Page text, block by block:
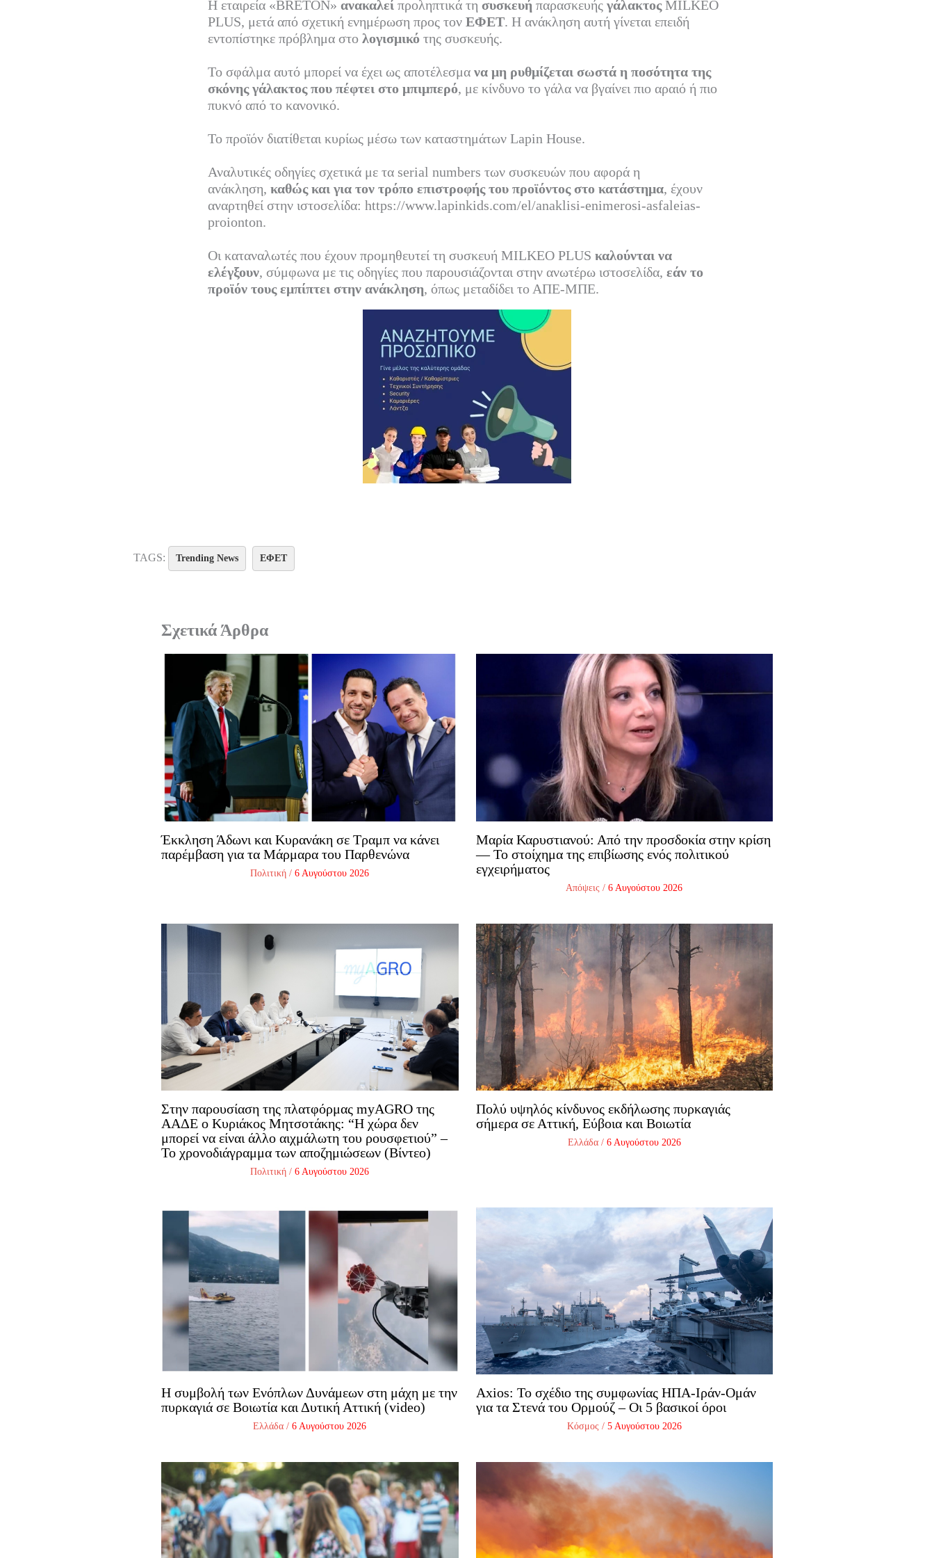
bo
ok
tte
r
ail ed
In
ρ
α
εί
τε
Η εταιρεία «BRETON» ανακαλείπροληπτικά τη συσκευή παρασκευής γάλακτοςMILKEO
PLUS, μετά από σχετική ενημέρωση προς τον ΕΦΕΤ. Η ανάκληση αυτή γίνεται επειδή
εντοπίστηκε πρόβλημα στο λογισμικότης συσκευής.
Το σφάλμα αυτό μπορεί να έχει ως αποτέλεσμα να μη ρυθμίζεται σωστά η ποσότητα της
σκόνης γάλακτος που πέφτει στο μπιμπερό, με κίνδυνο το γάλα να βγαίνει πιο αραιό ή πιο
πυκνό από το κανονικό.
Το προϊόν διατίθεται κυρίως μέσω των καταστημάτων Lapin House.
Αναλυτικές οδηγίες σχετικά με τα serial numbers των συσκευών που αφορά η
ανάκληση, καθώς και για τον τρόπο επιστροφής του προϊόντος στο κατάστημα, έχουν
αναρτηθεί στην ιστοσελίδα: https://www.lapinkids.com/el/anaklisi-enimerosi-asfaleias-
proionton.
Οι καταναλωτές που έχουν προμηθευτεί τη συσκευή MILKEO PLUS καλούνται να
ελέγξουν, σύμφωνα με τις οδηγίες που παρουσιάζονται στην ανωτέρω ιστοσελίδα, εάν το
προϊόν τους εμπίπτει στην ανάκληση, όπως μεταδίδει το ΑΠΕ-ΜΠΕ.
TAGS: Trending News ΕΦΕΤ
Σχετικά Άρθρα
Έκκληση Άδωνι και Κυρανάκη σε Τραμπ να κάνει
παρέμβαση για τα Μάρμαρα του Παρθενώνα
Πολιτική /6 Αυγούστου 2026
Μαρία Καρυστιανού: Από την προσδοκία στην κρίση
— Το στοίχημα της επιβίωσης ενός πολιτικού
εγχειρήματος
Απόψεις /6 Αυγούστου 2026
Στην παρουσίαση της πλατφόρμας myAGRO της
ΑΑΔΕ ο Κυριάκος Μητσοτάκης: “Η χώρα δεν
μπορεί να είναι άλλο αιχμάλωτη του ρουσφετιού” –
Το χρονοδιάγραμμα των αποζημιώσεων (Βίντεο)
Πολιτική /6 Αυγούστου 2026
Πολύ υψηλός κίνδυνος εκδήλωσης πυρκαγιάς
σήμερα σε Αττική, Εύβοια και Βοιωτία
Ελλάδα/ 6 Αυγούστου 2026
Η συμβολή των Ενόπλων Δυνάμεων στη μάχη με την
πυρκαγιά σε Βοιωτία και Δυτική Αττική (video)
Ελλάδα /6 Αυγούστου 2026
Axios: Το σχέδιο της συμφωνίας ΗΠΑ-Ιράν-Ομάν
για τα Στενά του Ορμούζ – Οι 5 βασικοί όροι
Κόσμος / 5 Αυγούστου 2026